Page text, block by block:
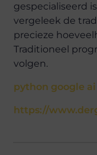
gespecialiseerd
vergeleek de
precieze
Traditioneel
volgen.
python google ai
https://